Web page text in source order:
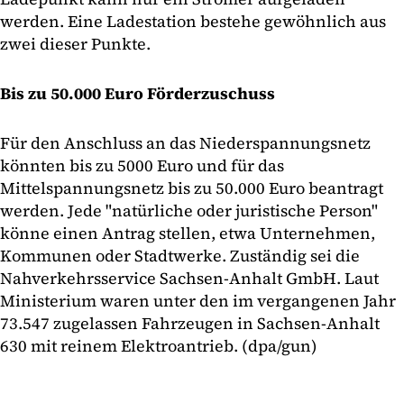
werden. Eine Ladestation bestehe gewöhnlich aus
zwei dieser Punkte.
Bis zu 50.000 Euro Förderzuschuss
Für den Anschluss an das Niederspannungsnetz
könnten bis zu 5000 Euro und für das
Mittelspannungsnetz bis zu 50.000 Euro beantragt
werden. Jede "natürliche oder juristische Person"
könne einen Antrag stellen, etwa Unternehmen,
Kommunen oder Stadtwerke. Zuständig sei die
Nahverkehrsservice Sachsen-Anhalt GmbH. Laut
Ministerium waren unter den im vergangenen Jahr
73.547 zugelassen Fahrzeugen in Sachsen-Anhalt
630 mit reinem Elektroantrieb. (dpa/gun)